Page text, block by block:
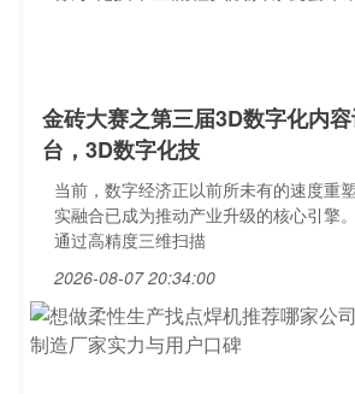
金砖大赛之第三届3D数字化内
台，3D数字化技
当前，数字经济正以前所未有的速度重
实融合已成为推动产业升级的核心引擎
通过高精度三维扫描
2026-08-07 20:34:00